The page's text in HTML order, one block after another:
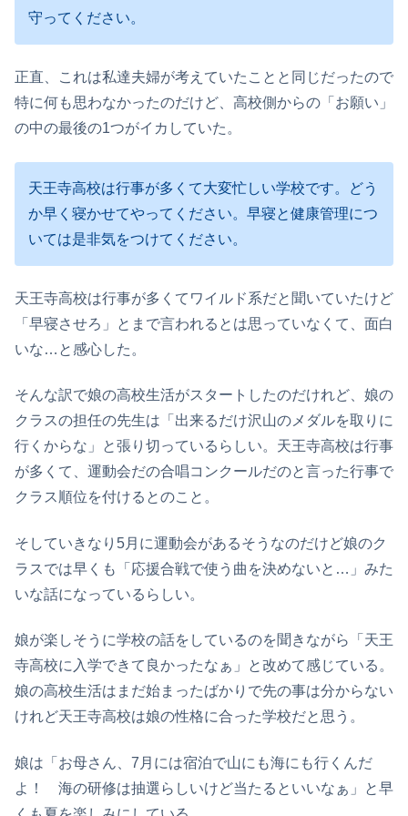
守ってください。
正直、これは私達夫婦が考えていたことと同じだったので
特に何も思わなかったのだけど、高校側からの「お願い」
の中の最後の1つがイカしていた。
天王寺高校は行事が多くて大変忙しい学校です。どう
か早く寝かせてやってください。早寝と健康管理につ
いては是非気をつけてください。
天王寺高校は行事が多くてワイルド系だと聞いていたけど
「早寝させろ」とまで言われるとは思っていなくて、面白
いな…と感心した。
そんな訳で娘の高校生活がスタートしたのだけれど、娘の
クラスの担任の先生は「出来るだけ沢山のメダルを取りに
行くからな」と張り切っているらしい。天王寺高校は行事
が多くて、運動会だの合唱コンクールだのと言った行事で
クラス順位を付けるとのこと。
そしていきなり5月に運動会があるそうなのだけど娘のク
ラスでは早くも「応援合戦で使う曲を決めないと…」みた
いな話になっているらしい。
娘が楽しそうに学校の話をしているのを聞きながら「天王
寺高校に入学できて良かったなぁ」と改めて感じている。
娘の高校生活はまだ始まったばかりで先の事は分からない
けれど天王寺高校は娘の性格に合った学校だと思う。
娘は「お母さん、7月には宿泊で山にも海にも行くんだ
よ！ 海の研修は抽選らしいけど当たるといいなぁ」と早